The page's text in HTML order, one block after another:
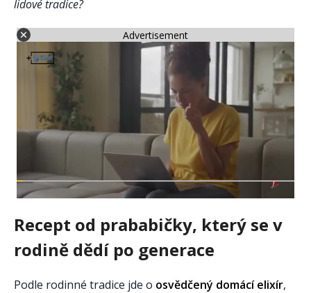
lidové tradice?
Advertisement
Recept od prababičky, který se v
rodině dědí po generace
Podle rodinné tradice jde o osvědčený domácí elixír,